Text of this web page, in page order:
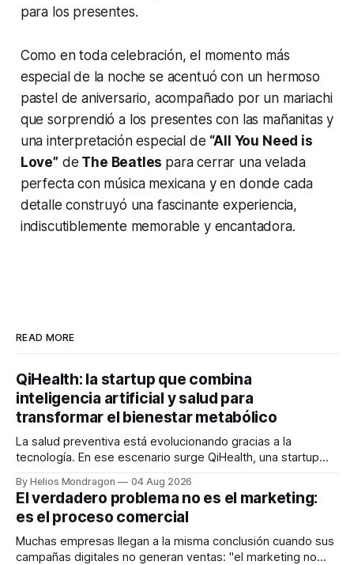
para los presentes.
Como en toda celebración, el momento más
especial de la noche se acentuó con un hermoso
pastel de aniversario, acompañado por un mariachi
que sorprendió a los presentes con las mañanitas y
una interpretación especial de “All You Need is
Love” de The Beatles para cerrar una velada
perfecta con música mexicana y en donde cada
detalle construyó una fascinante experiencia,
indiscutiblemente memorable y encantadora.
READ MORE
QiHealth: la startup que combina
inteligencia artificial y salud para
transformar el bienestar metabólico
La salud preventiva está evolucionando gracias a la
tecnología. En ese escenario surge QiHealth, una startup
dispositivos inteligentes, inteligencia artificial y monitoreo
en tiempo real para ayudar a las personas a tomar mejores
decisiones sobre su salud metabólica. Su propuesta busca
responder
By Helios Mondragon 04 Aug 2026
El verdadero problema no es el marketing:
es el proceso comercial
Muchas empresas llegan a la misma conclusión cuando sus
campañas digitales no generan ventas: "el marketing no